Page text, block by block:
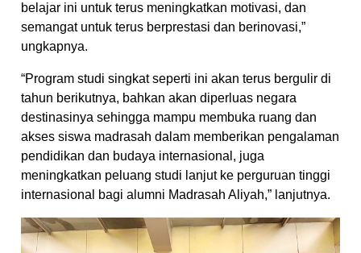
belajar ini untuk terus meningkatkan motivasi, dan
semangat untuk terus berprestasi dan berinovasi,”
ungkapnya.
“Program studi singkat seperti ini akan terus bergulir di
tahun berikutnya, bahkan akan diperluas negara
destinasinya sehingga mampu membuka ruang dan
akses siswa madrasah dalam memberikan pengalaman
pendidikan dan budaya internasional, juga
meningkatkan peluang studi lanjut ke perguruan tinggi
internasional bagi alumni Madrasah Aliyah,” lanjutnya.